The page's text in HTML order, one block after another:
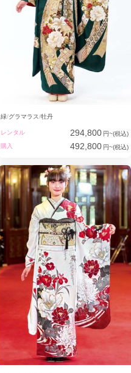
緑 グラマラス 牡丹
レンタル 294,800 円~(税込)
購入
492,800 円~(税込)